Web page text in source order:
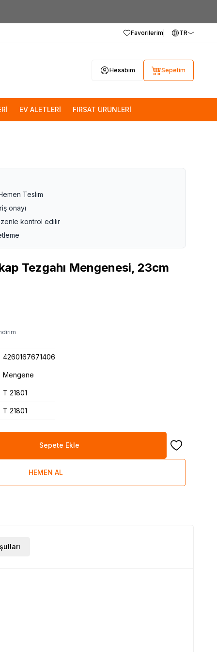
Favorilerim TR
Hesabım Sepetim
EV ALETLERİ FIRSAT ÜRÜNLERİ
Teslim
onayı
kontrol edilir
Tezgahı Mengenesi, 23cm
4260167671406
Mengene
T 21801
T 21801
Sepete Ekle Favoriye Ekle
HEMEN AL